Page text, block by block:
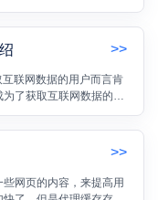
。代理协议是在设备和
用的规则。常见代理协
这两种。
>>
联网数据的用户而言肯
了获取互联网数据的主
少不了动态代理IP的帮
>>
网页的内容，来提高用